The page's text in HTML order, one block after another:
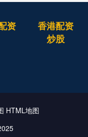
资
香港配资
炒股
HTML地图